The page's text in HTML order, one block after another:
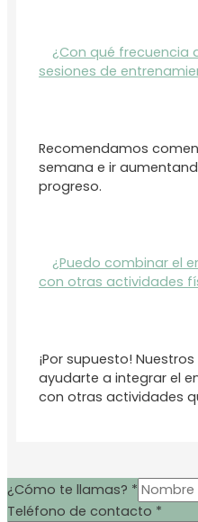
¿Con qué frecuencia
sesiones de
Recomendamos
semana e ir
progreso.
¿Puedo combinar el
con otras actividades
¡Por supuesto!
ayudarte a integrar el
con otras actividades
¿Cómo te llamas? *
Teléfono de contacto *